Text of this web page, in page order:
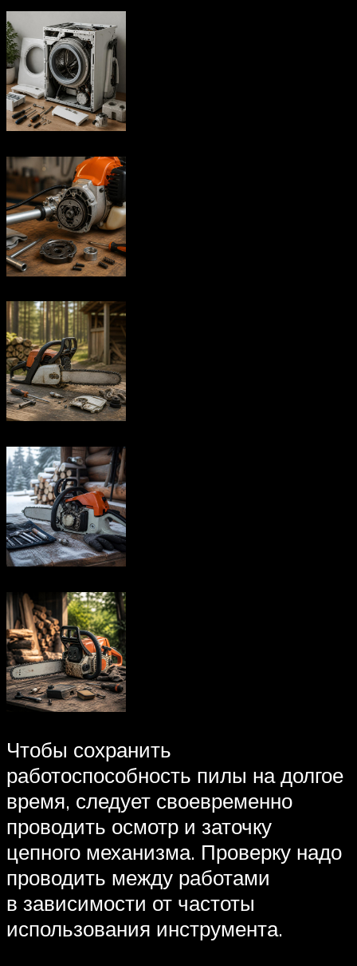
Чтобы сохранить
работоспособность пилы на долгое
время, следует своевременно
проводить осмотр и заточку
цепного механизма. Проверку надо
проводить между работами
в зависимости от частоты
использования инструмента.